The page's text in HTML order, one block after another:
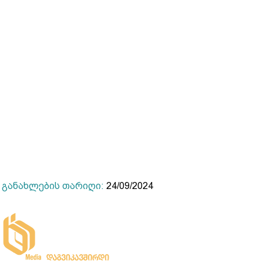
თარიღი: 24/09/2024